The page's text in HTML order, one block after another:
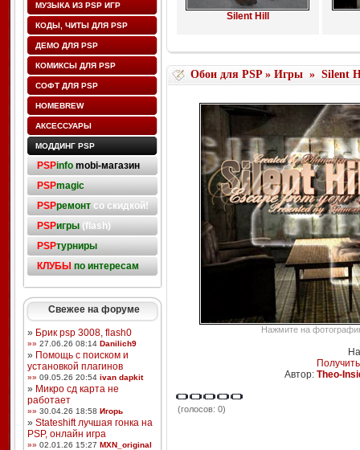
МУЗЫКА ИЗ PSP ИГР
КОДЫ, ЧИТЫ ДЛЯ PSP
ДЕМО ДЛЯ PSP
КОМИКСЫ ДЛЯ PSP
СОФТ ДЛЯ PSP
HOMEBREW
АКСЕССУАРЫ
МОДДИНГ PSP
PSPinfo mobi-магазин
PSPmagic
PSPремонтсо скидкой!
PSPигры(flash)
PSPтурниры
КЛУБЫ по интересам
Свежее на форуме
» Брик psp 3008, flash0
»» 27.06.26 08:14 Danilich9
» Помощь с поиском и
установкой плагинов
»» 09.05.26 20:54 ivan dapkit
» Микро сд карта не
работает
»» 30.04.26 18:58 Игорь
» Stateshift лучшая гонка на
PSP, онлайн игра
»» 02.01.26 15:27 MXN_original
Silent Hill
Обои для PSP» Игры» Silent
Нажмите на
Автор: Theo-
(голосов: 0)